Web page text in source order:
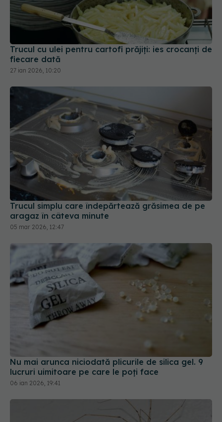
Trucul cu ulei pentru cartofi prăjiți: ies crocanți de
fiecare dată
27 ian 2026, 10:20
Trucul simplu care îndepărtează grăsimea de pe
aragaz în câteva minute
05 mar 2026, 12:47
Nu mai arunca niciodată plicurile de silica gel. 9
lucruri uimitoare pe care le poți face
06 ian 2026, 19:41